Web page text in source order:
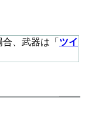
、武器は「 ツイ